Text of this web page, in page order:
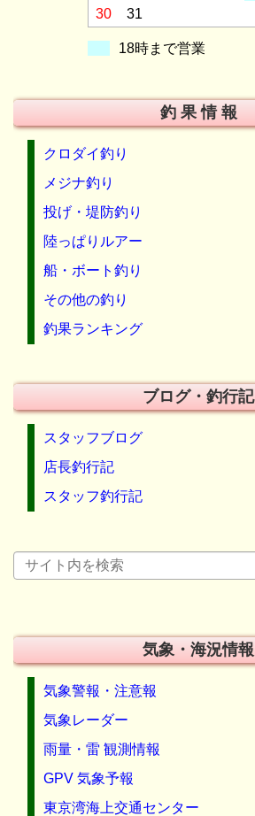
30
31
18時まで営業
釣 果 情 報
クロダイ釣り
メジナ釣り
投げ・堤防釣り
陸っぱりルアー
船・ボート釣り
その他の釣り
釣果ランキング
ブログ・釣行記
スタッフブログ
店長釣行記
スタッフ釣行記
気象・海況情報
気象警報・注意報
気象レーダー
雨量・雷 観測情報
GPV 気象予報
東京湾海上交通センター